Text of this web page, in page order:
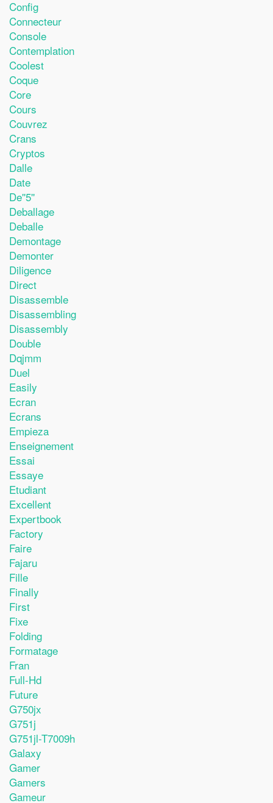
Config
Connecteur
Console
Contemplation
Coolest
Coque
Core
Cours
Couvrez
Crans
Cryptos
Dalle
Date
De''5''
Deballage
Deballe
Demontage
Demonter
Diligence
Direct
Disassemble
Disassembling
Disassembly
Double
Dqjmm
Duel
Easily
Ecran
Ecrans
Empieza
Enseignement
Essai
Essaye
Etudiant
Excellent
Expertbook
Factory
Faire
Fajaru
Fille
Finally
First
Fixe
Folding
Formatage
Fran
Full-Hd
Future
G750jx
G751j
G751jl-T7009h
Galaxy
Gamer
Gamers
Gameur